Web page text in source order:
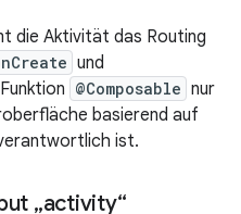
die Aktivität das Routing
und
@Composable nur
basierend auf
ist.
„activity“